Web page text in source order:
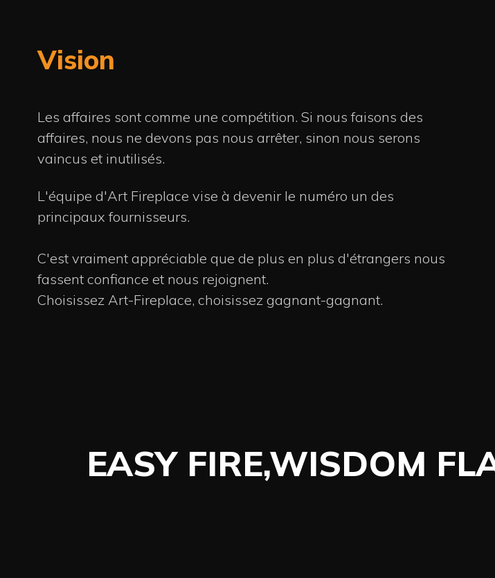
Vision
Les affaires sont comme une compétition. Si nous faisons des
affaires, nous ne devons pas nous arrêter, sinon nous serons
vaincus et inutilisés.
L'équipe d'Art Fireplace vise à devenir le numéro un des
principaux fournisseurs.
C'est vraiment appréciable que de plus en plus d'étrangers nous
fassent confiance et nous rejoignent.
Choisissez Art-Fireplace, choisissez gagnant-gagnant.
EASY FIRE,WISDOM